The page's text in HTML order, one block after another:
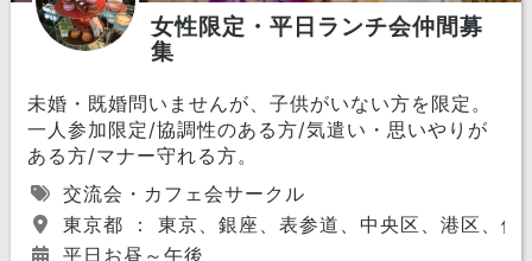
女性限定・平日ランチ会仲間募
集
未婚・既婚問いませんが、子供がいない方を限定。
一人参加限定/協調性のある方/気遣い・思いやりが
ある方/マナー守れる方。
交流会・カフェ会サークル
東京都 ： 東京、銀座、表参道、中央区、港区、他
平日お昼～午後